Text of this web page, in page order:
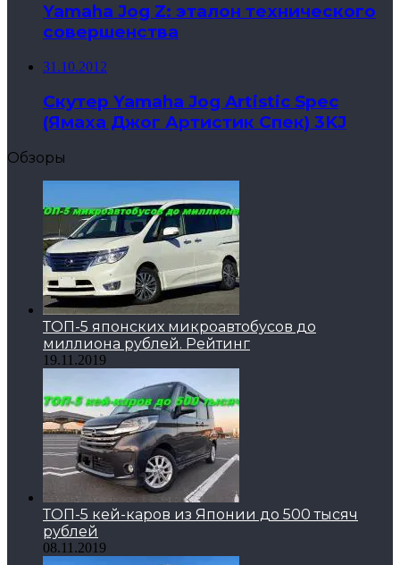
Yamaha Jog Z: эталон технического
совершенства
31.10.2012
Скутер Yamaha Jog Artistic Spec
(Ямаха Джог Артистик Спек) 3KJ
Обзоры
ТОП-5 японских микроавтобусов до
миллиона рублей. Рейтинг
19.11.2019
ТОП-5 кей-каров из Японии до 500 тысяч
рублей
08.11.2019